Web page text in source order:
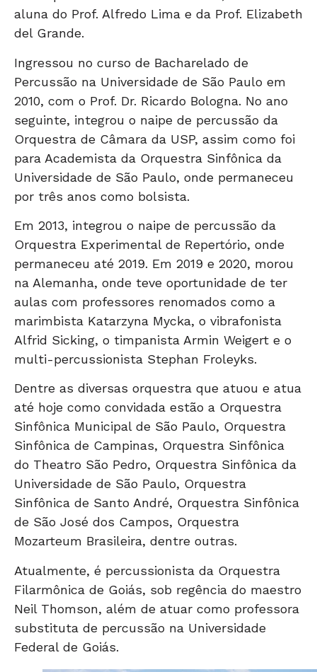
aluna do Prof. Alfredo Lima e da Prof. Elizabeth
del Grande.
Ingressou no curso de Bacharelado de
Percussão na Universidade de São Paulo em
2010, com o Prof. Dr. Ricardo Bologna. No ano
seguinte, integrou o naipe de percussão da
Orquestra de Câmara da USP, assim como foi
para Academista da Orquestra Sinfônica da
Universidade de São Paulo, onde permaneceu
por três anos como bolsista.
Em 2013, integrou o naipe de percussão da
Orquestra Experimental de Repertório, onde
permaneceu até 2019. Em 2019 e 2020, morou
na Alemanha, onde teve oportunidade de ter
aulas com professores renomados como a
marimbista Katarzyna Mycka, o vibrafonista
Alfrid Sicking, o timpanista Armin Weigert e o
multi-percussionista Stephan Froleyks.
Dentre as diversas orquestra que atuou e atua
até hoje como convidada estão a Orquestra
Sinfônica Municipal de São Paulo, Orquestra
Sinfônica de Campinas, Orquestra Sinfônica
do Theatro São Pedro, Orquestra Sinfônica da
Universidade de São Paulo, Orquestra
Sinfônica de Santo André, Orquestra Sinfônica
de São José dos Campos, Orquestra
Mozarteum Brasileira, dentre outras.
Atualmente, é percussionista da Orquestra
Filarmônica de Goiás, sob regência do maestro
Neil Thomson, além de atuar como professora
substituta de percussão na Universidade
Federal de Goiás.